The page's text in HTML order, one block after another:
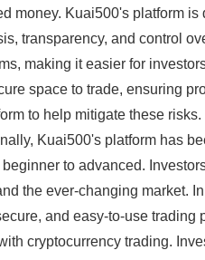
money. Kuai500's platform is
transparency, and control
making it easier for
space to trade, ensuring
to help mitigate these
Kuai500's platform has
to advanced.
the ever-changing market.
and easy-to-use trading
cryptocurrency trading.